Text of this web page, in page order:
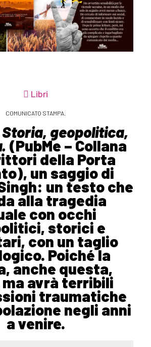
Libri
COMUNICATO STAMPA.
geopolitica,
(PubMe – Collana
della Porta
un saggio di
un testo che
alla tragedia
con occhi
storici e
con un taglio
Poiché la
anche questa,
avrà terribili
traumatiche
negli anni
a venire.